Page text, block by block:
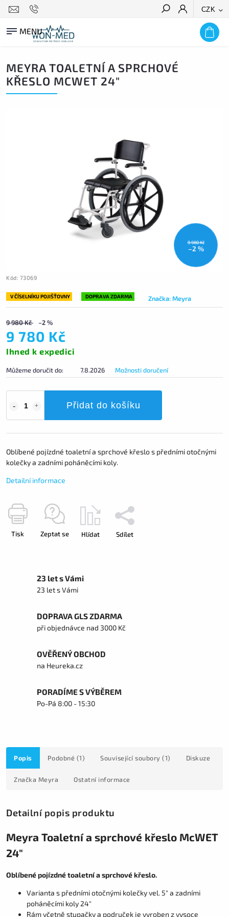
CZK
HLEDAT
MEYRA TOALETNÍ A SPRCHOVÉ
KŘESLO MCWET 24"
9 980 Kč
–2 %
Kód: 73069
V ČÍSELNÍKU POJIŠŤOVNY DOPRAVA ZDARMA Značka:Meyra
9 980 Kč –2 %
9 780 Kč
Ihned k expedici
Můžeme doručit do: 7.8.2026 Možnosti doručení
Přidat do košíku
Oblíbené pojízdné toaletní a sprchové křeslo s předními otočnými
kolečky a zadními poháněcími koly.
Detailní informace
Tisk Zeptat se Hlídat Sdílet
23 let s Vámi
23 let s Vámi
DOPRAVA GLS ZDARMA
při objednávce nad 3000 Kč
OVĚŘENÝ OBCHOD
na Heureka.cz
PORADÍME S VÝBĚREM
Po-Pá 8:00 - 15:30
Popis Podobné (1) Související soubory (1) Diskuze
Značka Meyra Ostatní informace
Detailní popis produktu
Meyra Toaletní a sprchové křeslo McWET
24"
Oblíbené pojízdné toaletní a sprchové křeslo.
Varianta s předními otočnými kolečky vel. 5" a zadními
poháněcími koly 24"
Rám včetně stupačky a područek je vyroben z vysoce